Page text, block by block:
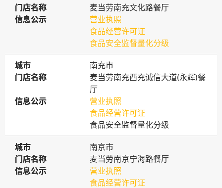
门店名称
门店名称
麦当劳南充文化路餐厅
信息公示
信息公示
营业执照
食品经营许可证
食品安全监督量化分级
城市
城市
南充市
门店名称
门店名称
麦当劳南充西充诚信大道(永辉)餐
厅
信息公示
信息公示
营业执照
食品经营许可证
食品安全监督量化分级
城市
城市
南京市
门店名称
门店名称
麦当劳南京宁海路餐厅
信息公示
信息公示
营业执照
食品经营许可证